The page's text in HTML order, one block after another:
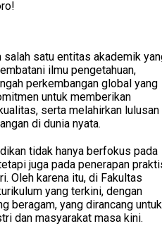
salah satu entitas akademik
ilmu pengetahuan,
perkembangan global yang
untuk memberikan
serta melahirkan lulusan
di dunia nyata.
tidak hanya berfokus pada
juga pada penerapan
Oleh karena itu, di Fakultas
yang terkini, dengan
beragam, yang dirancang untuk
dan masyarakat masa kini.